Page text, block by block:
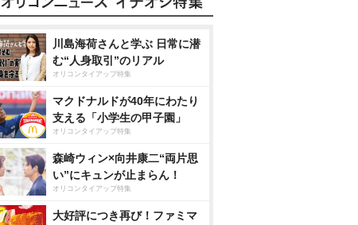
川島海荷さんと学ぶ 日常に潜
む“人身取引”のリアル
オリコンタイアップ特集
マクドナルドが40年にわたり
支える「小学生の甲子園」
オリコンタイアップ特集
森崎ウィン×向井康二“両片思
い”にキュンが止まらん！
オリコンタイアップ特集
大好評につき再び！ファミマ